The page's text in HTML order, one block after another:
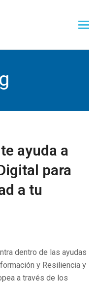
ayuda a
para
a tu
dentro de las ayudas
y Resiliencia y
a través de los